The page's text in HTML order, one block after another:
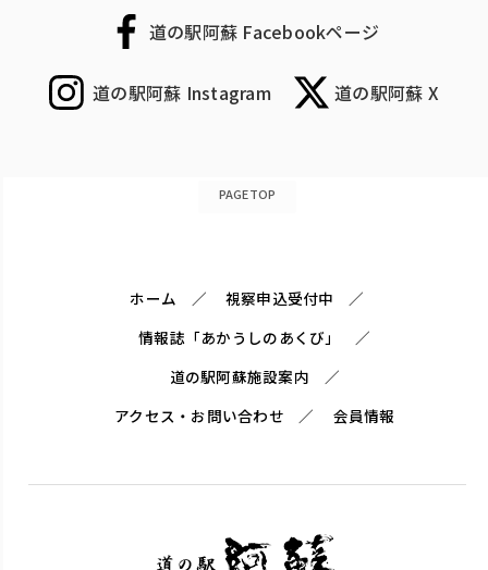
道の駅阿蘇 Facebookページ
道の駅阿蘇 Instagram 道の駅阿蘇 X
PAGETOP
ホーム
視察申込受付中
情報誌「あかうしのあくび」
道の駅阿蘇施設案内
アクセス・お問い合わせ
会員情報